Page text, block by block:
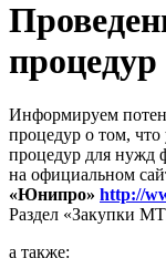
процедур
Информируем
процедур о том,
процедур для
на официальном
«Юнипро» http://
Раздел «Закупки
а также: